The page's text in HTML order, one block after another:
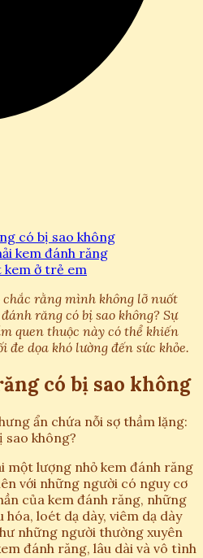
có bị sao không
kem đánh răng
kem ở trẻ em
rằng mình không lỡ nuốt
răng có bị sao không? Sự
quen thuộc này có thể khiến
dọa khó lường đến sức khỏe.
có bị sao không
ẩn chứa nỗi sợ thầm lặng:
sao không?
một lượng nhỏ kem đánh răng
với những người có nguy cơ
của kem đánh răng, những
hóa, loét dạ dày, viêm dạ dày
những người thường xuyên
đánh răng, lâu dài và vô tình